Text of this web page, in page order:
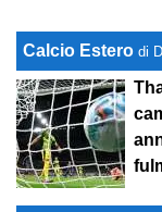
Calcio Estero di